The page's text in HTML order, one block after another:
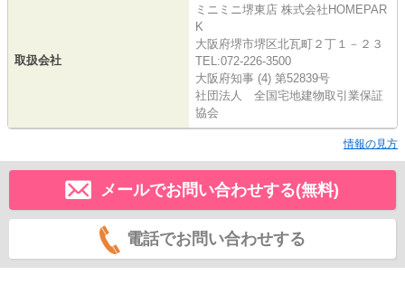
取扱会社
ミニミニ堺東店 株式会社HOMEPAR
K
大阪府堺市堺区北瓦町２丁１－２３
TEL:072-226-3500
大阪府知事 (4) 第52839号
社団法人 全国宅地建物取引業保証
協会
情報の見方
メールでお問い合わせする(無料)
電話でお問い合わせする